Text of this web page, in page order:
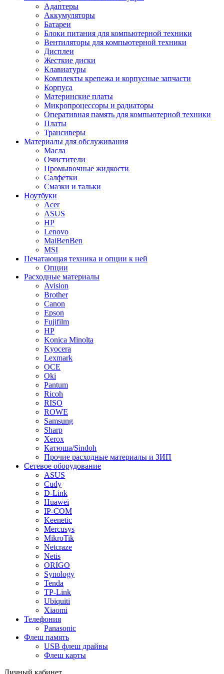
Адаптеры
Аккумуляторы
Батареи
Блоки питания для компьютерной техники
Вентиляторы для компьютерной техники
Дисплеи
Жесткие диски
Клавиатуры
Комплекты крепежа и корпусные запчасти
Корпуса
Материнские платы
Микропроцессоры и радиаторы
Оперативная память для компьютерной техники
Платы
Трансиверы
Материалы для обслуживания
Масла
Очистители
Промывочные жидкости
Салфетки
Смазки и тальки
Ноутбуки
Acer
ASUS
HP
Lenovo
MaiBenBen
MSI
Печатающая техника и опции к ней
Опции
Расходные материалы
Avision
Brother
Canon
Epson
Fujifilm
HP
Konica Minolta
Kyocera
Lexmark
OCE
Oki
Pantum
Ricoh
RISO
ROWE
Samsung
Sharp
Xerox
Катюша/Sindoh
Прочие расходные материалы и ЗИП
Сетевое оборудование
ASUS
Cudy
D-Link
Huawei
IP-COM
Keenetic
Mercusys
MikroTik
Netcraze
Netis
ORIGO
Synology
Tenda
TP-Link
Ubiquiti
Xiaomi
Телефония
Panasonic
Флеш память
USB флеш драйвы
Флеш карты
Личный кабинет